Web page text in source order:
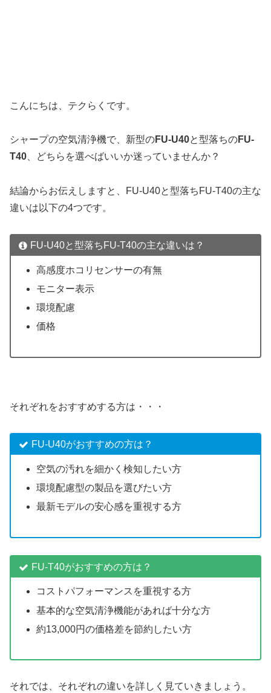
こんにちは、テクらくです。
シャープの空気清浄機で、新型のFU-U40と型落ちのFU-
T40 、どちらを選べばいいか迷っていませんか？
結論からお伝えしますと、FU-U40と型落ちFU-T40の主な
違いは以下の4つです。
FU-U40と型落ちFU-T40の主な違いは？
高感度ホコリセンサーの有無
モニター表示
環境配慮
価格
それぞれをおすすめする方は・・・
FU-U40がおすすめの方は？
空気の汚れを細かく検知したい方
環境配慮型の製品を選びたい方
最新モデルの安心感を重視する方
FU-T40がおすすめの方は？
コストパフォーマンスを重視する方
基本的な空気清浄機能があれば十分な方
約13,000円の価格差を節約したい方
それでは、それぞれの違いを詳しく見ていきましょう。